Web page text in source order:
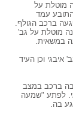
מוטלת על
התובע עמד
ברכב הגולף.
מוטלת על גב'
במשאית.
איבגי וכן העיד
ברכב במצב
לפתע "שמעה
בה.